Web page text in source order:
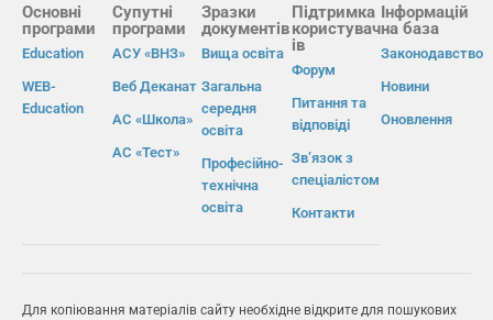
Основні
програми
Education
WEB-
Education
Супутні
програми
АСУ «ВНЗ»
Веб Деканат
АС «Школа»
АС «Тест»
Зразки
документів
Вища освіта
Загальна
середня
освіта
Професійно-
технічна
освіта
Підтримка
користувач
ів
Форум
Питання та
відповіді
Зв’язок з
спеціалістом
Контакти
Інформацій
на база
Законодавство
Новини
Оновлення
Для копіювання матеріалів сайту необхідне відкрите для пошукових